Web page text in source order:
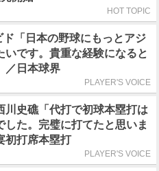
HOT TOPIC
ド「日本の野球にもっとアジ
いです。貴重な経験になると
／日本球界
PLAYER'S VOICE
川史礁「代打で初球本塁打は
した。完璧に打てたと思いま
初打席本塁打
PLAYER'S VOICE